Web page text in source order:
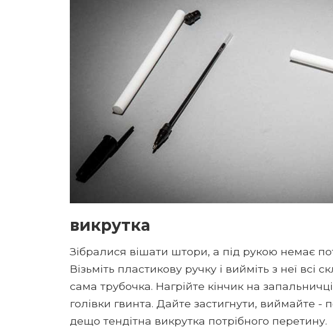
викрутка
Зібралися вішати штори, а під рукою немає
Візьміть пластикову ручку і вийміть з неї всі
сама трубочка. Нагрійте кінчик на
голівки гвинта. Дайте застигнути, виймайте -
дещо тендітна викрутка потрібного перетину.